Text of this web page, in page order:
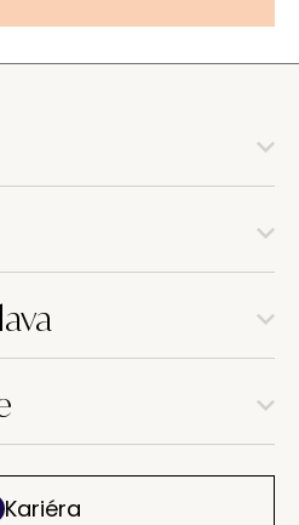
Kariéra